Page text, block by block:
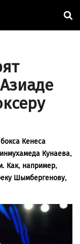
Кенеса
Кунаева,
Как, например,
Шымбергенову,